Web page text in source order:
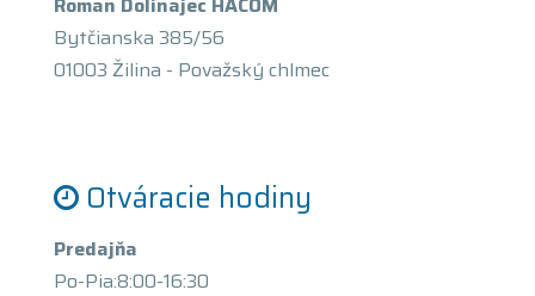
Bytčianska 385/56
01003 Žilina - Považský chlmec
Otváracie hodiny
Predajňa
Po-Pia:8:00-16:30